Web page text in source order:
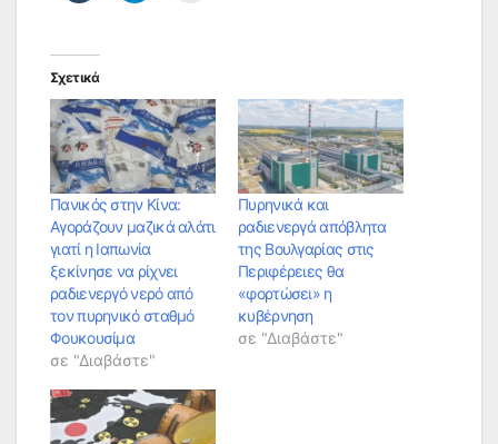
Σχετικά
Πανικός στην Κίνα:
Αγοράζουν μαζικά αλάτι
γιατί η Ιαπωνία
ξεκίνησε να ρίχνει
ραδιενεργό νερό από
τον πυρηνικό σταθμό
Φουκουσίμα
σε "Διαβάστε"
Πυρηνικά και
ραδιενεργά απόβλητα
της Βουλγαρίας στις
Περιφέρειες θα
«φορτώσει» η
κυβέρνηση
σε "Διαβάστε"